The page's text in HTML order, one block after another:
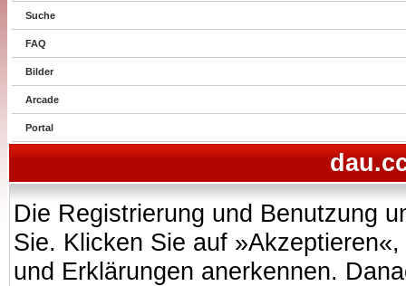
Suche
FAQ
Bilder
Arcade
Portal
Die Registrierung und Benutzung
Sie. Klicken Sie auf
und Erklärungen anerkennen.